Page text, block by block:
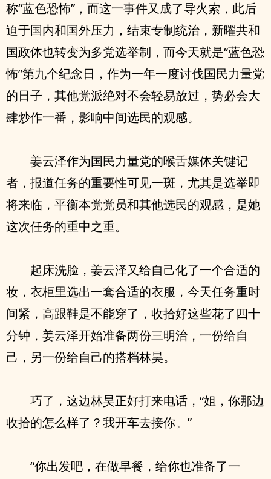
称“蓝色恐怖”，而这一事件又成了导火索，此后
迫于国内和国外压力，结束专制统治，新曜共和
国政体也转变为多党选举制，而今天就是“蓝色恐
怖”第九个纪念日，作为一年一度讨伐国民力量党
的日子，其他党派绝对不会轻易放过，势必会大
肆炒作一番，影响中间选民的观感。
姜云泽作为国民力量党的喉舌媒体关键记
者，报道任务的重要性可见一斑，尤其是选举即
将来临，平衡本党党员和其他选民的观感，是她
这次任务的重中之重。
起床洗脸，姜云泽又给自己化了一个合适的
妆，衣柜里选出一套合适的衣服，今天任务重时
间紧，高跟鞋是不能穿了，收拾好这些花了四十
分钟，姜云泽开始准备两份三明治，一份给自
己，另一份给自己的搭档林昊。
巧了，这边林昊正好打来电话，“姐，你那边
收拾的怎么样了？我开车去接你。”
“你出发吧，在做早餐，给你也准备了一